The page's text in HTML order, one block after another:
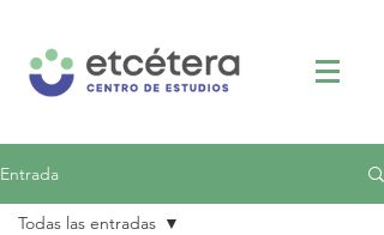
Entrada
Todas las entradas